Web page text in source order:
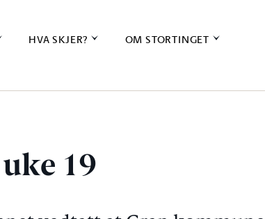
HVA SKJER? OM STORTINGET
19